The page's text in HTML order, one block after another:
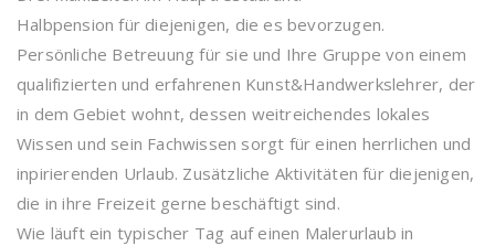
Halbpension für diejenigen, die es bevorzugen.
Persönliche Betreuung für sie und Ihre Gruppe von einem
qualifizierten und erfahrenen Kunst&Handwerkslehrer, der
in dem Gebiet wohnt, dessen weitreichendes lokales
Wissen und sein Fachwissen sorgt für einen herrlichen und
inpirierenden Urlaub. Zusätzliche Aktivitäten für diejenigen,
die in ihre Freizeit gerne beschäftigt sind.
Wie läuft ein typischer Tag auf einen Malerurlaub in